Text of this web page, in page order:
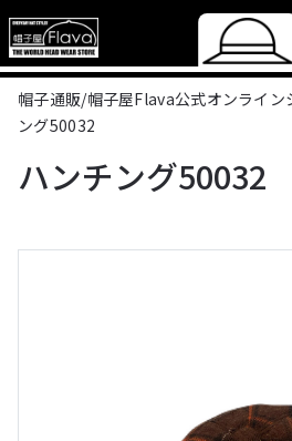
帽子通販/帽子屋Flava公式オンライン
ング50032
ハンチング50032